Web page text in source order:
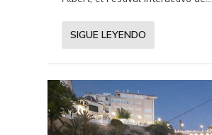
SIGUE LEYENDO